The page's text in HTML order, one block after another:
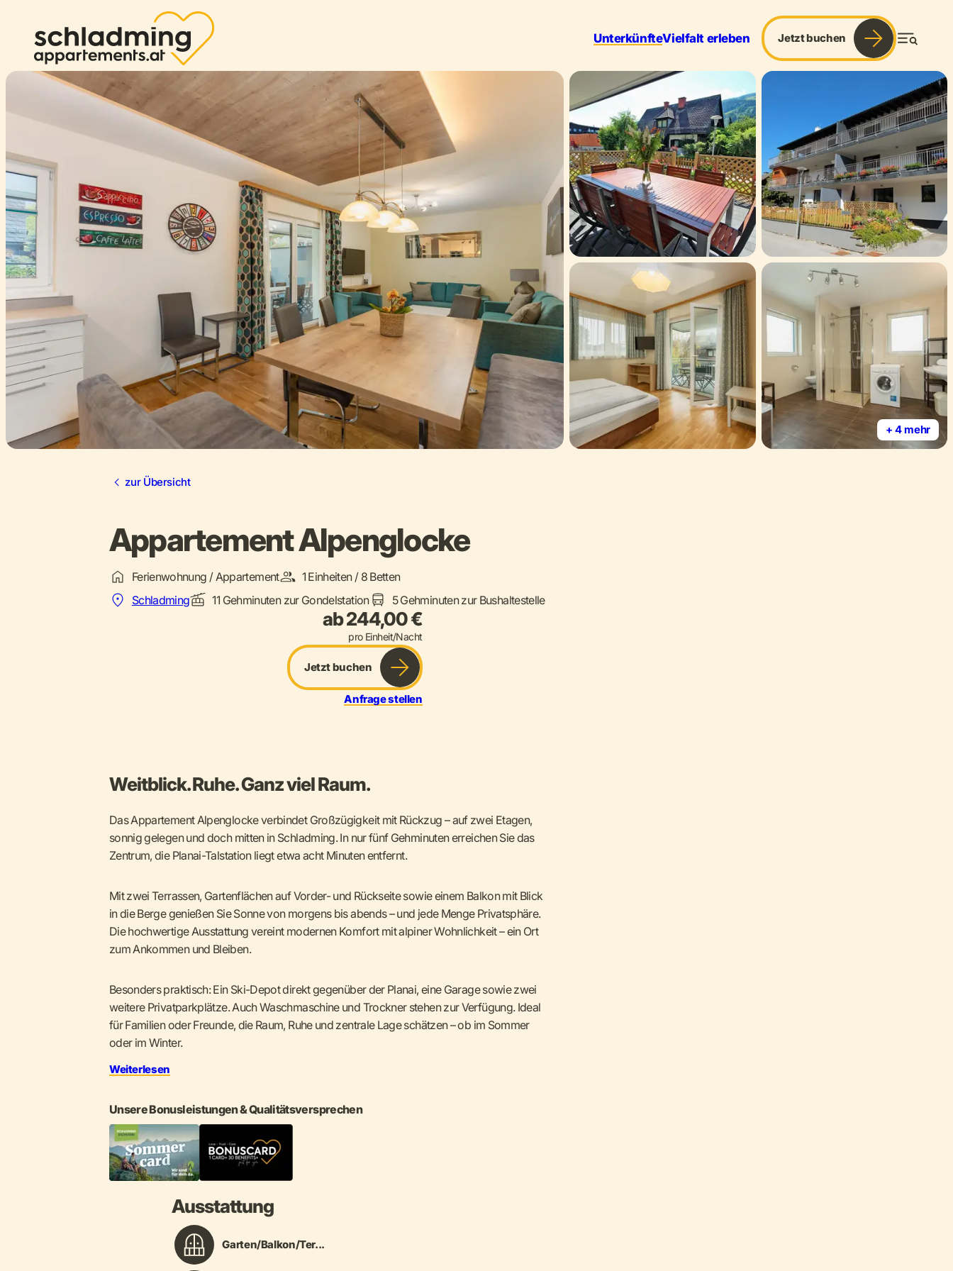
UnterkünfteVielfalt erleben
Jetzt buchen Menü
+ 4 mehr
zur Übersicht
Appartement Alpenglocke
Ferienwohnung / Appartement
1 Einheiten / 8 Betten
Schladming
11 Gehminuten zur Gondelstation 5 Gehminuten zur Bushaltestelle
ab 244,00 €
pro Einheit/Nacht
Jetzt buchen
Anfrage stellen
Weitblick. Ruhe. Ganz viel Raum.
Das Appartement Alpenglocke verbindet Großzügigkeit mit Rückzug – auf zwei Etagen,
sonnig gelegen und doch mitten in Schladming. In nur fünf Gehminuten erreichen Sie das
Zentrum, die Planai-Talstation liegt etwa acht Minuten entfernt.
Mit zwei Terrassen, Gartenflächen auf Vorder- und Rückseite sowie einem Balkon mit Blick
in die Berge genießen Sie Sonne von morgens bis abends – und jede Menge Privatsphäre.
Die hochwertige Ausstattung vereint modernen Komfort mit alpiner Wohnlichkeit – ein Ort
zum Ankommen und Bleiben.
Besonders praktisch: Ein Ski-Depot direkt gegenüber der Planai, eine Garage sowie zwei
weitere Privatparkplätze. Auch Waschmaschine und Trockner stehen zur Verfügung. Ideal
für Familien oder Freunde, die Raum, Ruhe und zentrale Lage schätzen – ob im Sommer
oder im Winter.
Weiterlesen
Unsere Bonusleistungen & Qualitätsversprechen
Ausstattung
Garten/Balkon/Ter...